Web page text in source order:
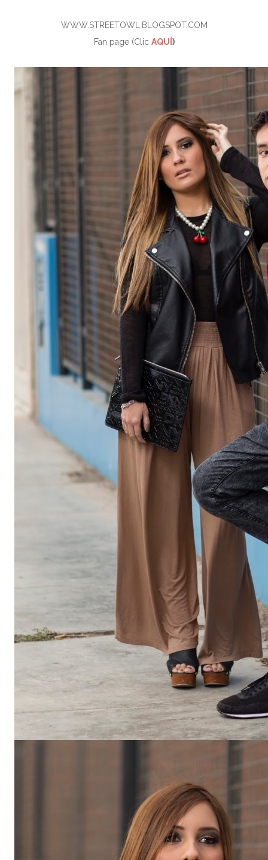
WWW.STREETOWL.BLOGSPOT.COM
Fan page (Clic AQUÍ )